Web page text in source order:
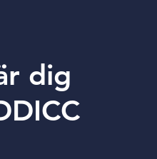
dig